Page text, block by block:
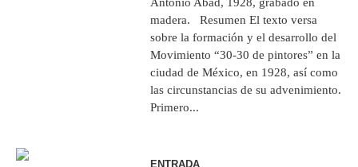
madera. Resumen El texto versa
sobre la formación y el desarrollo del
Movimiento “30-30 de pintores” en la
ciudad de México, en 1928, así como
las circunstancias de su advenimiento.
Primero...
ENTRADA